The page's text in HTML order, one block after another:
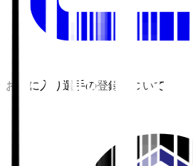
お気に入り選手の登録について